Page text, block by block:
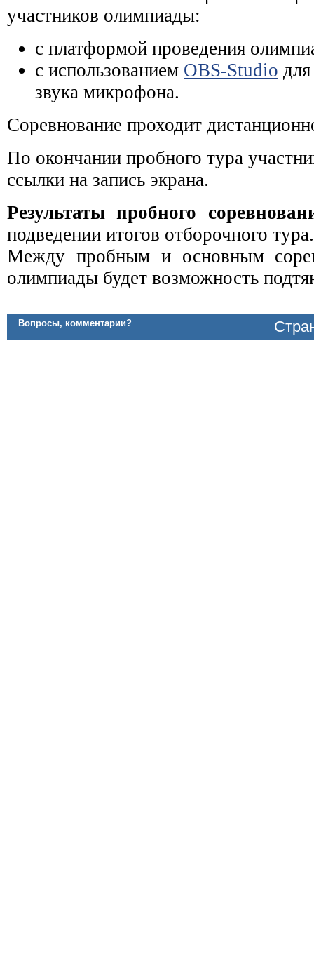
участников олимпиады:
с платформой проведения
с использованием OBS-Studio
звука микрофона.
Соревнование проходит
По окончании пробного тура
ссылки на запись экрана.
Результаты пробного
подведении итогов отборочного тура.
Между пробным и основным
олимпиады будет возможность
Вопросы, комментарии?